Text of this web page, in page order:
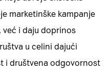
marketinške kampanje
već i daju doprinos
u celini dajući
i društvena odgovornost